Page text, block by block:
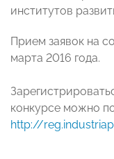
институтов
Прием заявок на
марта 2016 года.
конкурсе можно
http://